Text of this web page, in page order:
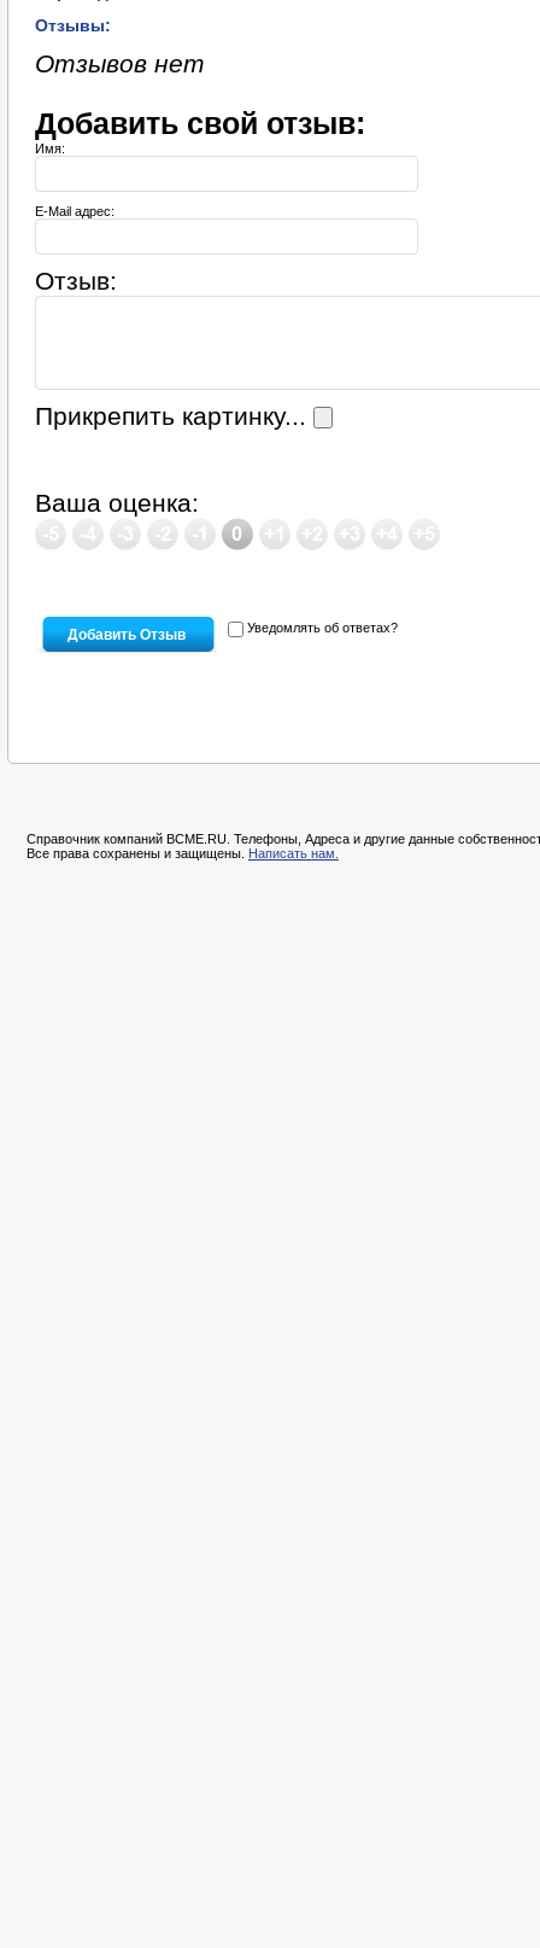
Отзывы:
Отзывов нет
Добавить свой отзыв:
Имя:
E-Mail адрес:
Отзыв:
Прикрепить картинку...
Ваша оценка:
Уведомлять об ответах?
Справочник компаний BCME.RU. Телефоны, Адреса и другие данные
Все права сохранены и защищены. Написать нам.